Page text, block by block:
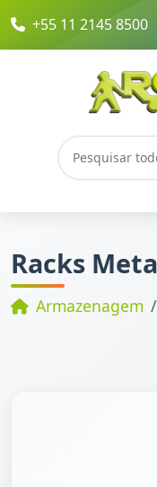
+55 11 2145 8500
Racks
Armazenagem